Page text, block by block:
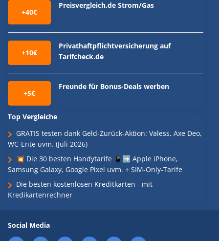
+40€
Preisvergleich.de Strom/Gas
+10€
Privathaftpflichtversicherung auf
Tarifcheck.de
+5€
Freunde für Bonus-Deals werben
Top Vergleiche
GRATIS testen dank Geld-Zurück-Aktion: Valess, Axe Deo,
WC-Ente uvm. (Juli 2026)
💥 Die 30 besten Handytarife 📱➡️ Apple iPhone,
Samsung Galaxy, Google Pixel uvm. + SIM-Only-Tarife
Die besten kostenlosen Kreditkarten - mit
Kredikartenrechner
Social Media